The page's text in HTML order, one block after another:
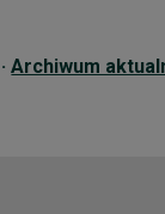
·Archiwum